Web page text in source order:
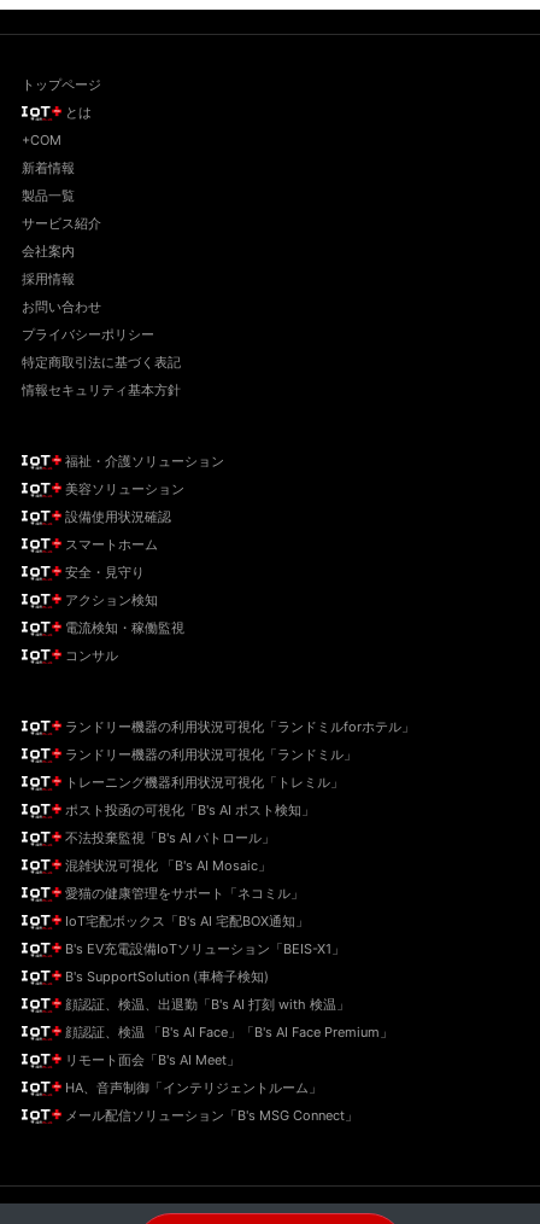
トップページ
とは
+COM
新着情報
製品一覧
サービス紹介
会社案内
採用情報
お問い合わせ
プライバシーポリシー
特定商取引法に基づく表記
情報セキュリティ基本方針
福祉・介護ソリューション
美容ソリューション
設備使用状況確認
スマートホーム
安全・見守り
アクション検知
電流検知・稼働監視
コンサル
ランドリー機器の利用状況可視化「ランドミルforホテル」
ランドリー機器の利用状況可視化「ランドミル」
トレーニング機器利用状況可視化「トレミル」
ポスト投函の可視化「B's AI ポスト検知」
不法投棄監視「B's AI パトロール」
混雑状況可視化 「B's AI Mosaic」
愛猫の健康管理をサポート「ネコミル」
IoT宅配ボックス「B's AI 宅配BOX通知」
B's EV充電設備IoTソリューション「BEIS-X1」
B's SupportSolution (車椅子検知)
顔認証、検温、出退勤「B's AI 打刻 with 検温」
顔認証、検温 「B's AI Face」「B's AI Face Premium」
リモート面会「B's AI Meet」
HA、音声制御「インテリジェントルーム」
メール配信ソリューション「B's MSG Connect」